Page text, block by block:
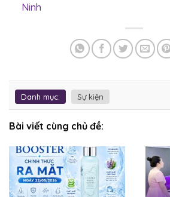
Ninh
Danh mục: Sự kiện
Bài viết cùng chủ đề: